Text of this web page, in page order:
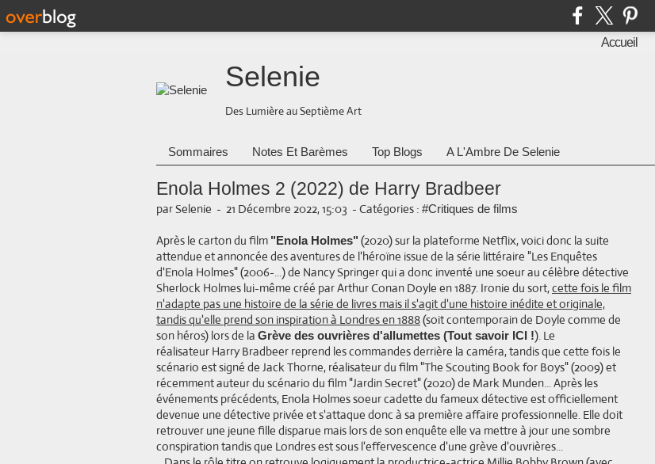
Accueil
Selenie
Des Lumière au Septième Art
Sommaires Notes Et Barèmes Top Blogs A L'Ambre De Selenie
Enola Holmes 2 (2022) de Harry Bradbeer
par Selenie - 21 Décembre 2022, 15:03 - Catégories : #Critiques de films
Après le carton du film "Enola Holmes" (2020) sur la plateforme Netflix, voici donc la suite
attendue et annoncée des aventures de l'héroïne issue de la série littéraire "Les Enquêtes
d'Enola Holmes" (2006-...) de Nancy Springer qui a donc inventé une soeur au célèbre détective
Sherlock Holmes lui-même créé par Arthur Conan Doyle en 1887. Ironie du sort,cette fois le film
n'adapte pas une histoire de la série de livres mais il s'agit d'une histoire inédite et originale,
tandis qu'elle prend son inspiration à Londres en 1888(soit contemporain de Doyle comme de
son héros) lors de la Grève des ouvrières d'allumettes (Tout savoir ICI !). Le
réalisateur Harry Bradbeer reprend les commandes derrière la caméra, tandis que cette fois le
scénario est signé de Jack Thorne, réalisateur du film "The Scouting Book for Boys" (2009) et
récemment auteur du scénario du film "Jardin Secret" (2020) de Mark Munden... Après les
événements précédents, Enola Holmes soeur cadette du fameux détective est officiellement
devenue une détective privée et s'attaque donc à sa première affaire professionnelle. Elle doit
retrouver une jeune fille disparue mais lors de son enquête elle va mettre à jour une sombre
conspiration tandis que Londres est sous l'effervescence d'une grève d'ouvrières...